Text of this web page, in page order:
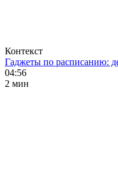
Контекст
Гаджеты по расписанию:
04:56
2 мин